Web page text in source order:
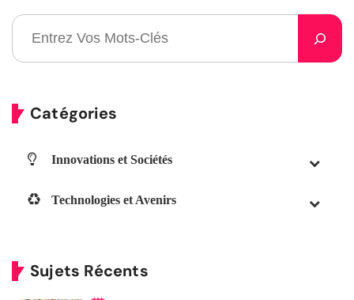
Catégories
Innovations et Sociétés
Technologies et Avenirs
Sujets Récents